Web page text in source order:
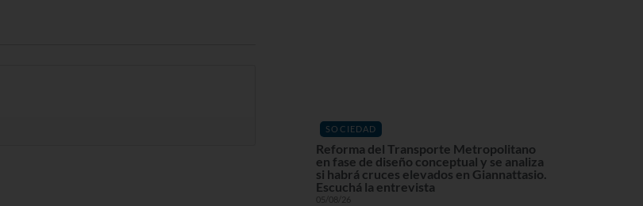
SOCIEDAD
Reforma del Transporte Metropolitano
en fase de diseño conceptual y se analiza
si habrá cruces elevados en Giannattasio.
Escuchá la entrevista
05/08/26